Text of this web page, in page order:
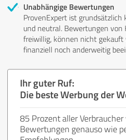
Unabhängige Bewertungen
ProvenExpert ist grundsätzlich
und neutral. Bewertungen von
freiwillig, können nicht gekauft
finanziell noch anderweitig
Ihr guter Ruf:
Die beste Werbung der
85 Prozent aller
Bewertungen genauso wie